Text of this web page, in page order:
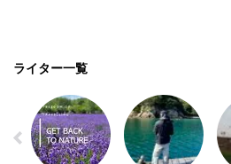
ライター一覧